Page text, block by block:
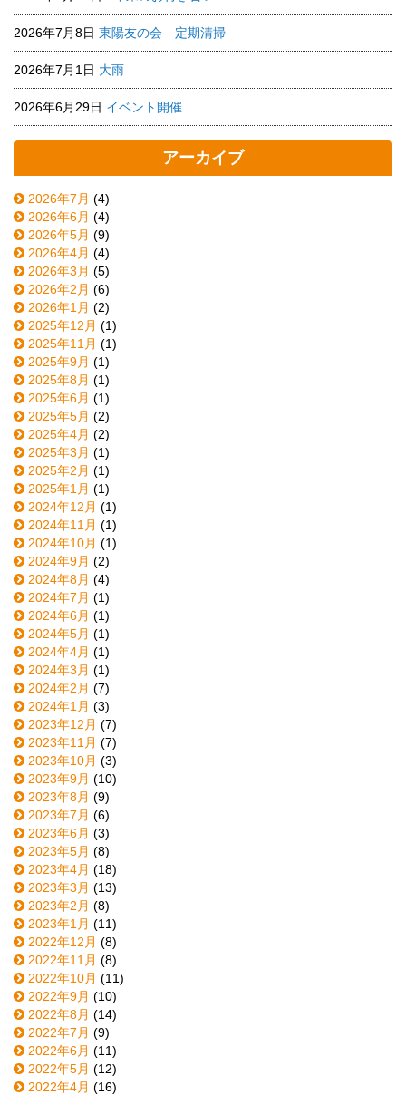
2026年7月8日 東陽友の会 定期清掃
2026年7月1日 大雨
2026年6月29日 イベント開催
アーカイブ
2026年7月 (4)
2026年6月 (4)
2026年5月 (9)
2026年4月 (4)
2026年3月 (5)
2026年2月 (6)
2026年1月 (2)
2025年12月 (1)
2025年11月 (1)
2025年9月 (1)
2025年8月 (1)
2025年6月 (1)
2025年5月 (2)
2025年4月 (2)
2025年3月 (1)
2025年2月 (1)
2025年1月 (1)
2024年12月 (1)
2024年11月 (1)
2024年10月 (1)
2024年9月 (2)
2024年8月 (4)
2024年7月 (1)
2024年6月 (1)
2024年5月 (1)
2024年4月 (1)
2024年3月 (1)
2024年2月 (7)
2024年1月 (3)
2023年12月 (7)
2023年11月 (7)
2023年10月 (3)
2023年9月 (10)
2023年8月 (9)
2023年7月 (6)
2023年6月 (3)
2023年5月 (8)
2023年4月 (18)
2023年3月 (13)
2023年2月 (8)
2023年1月 (11)
2022年12月 (8)
2022年11月 (8)
2022年10月 (11)
2022年9月 (10)
2022年8月 (14)
2022年7月 (9)
2022年6月 (11)
2022年5月 (12)
2022年4月 (16)